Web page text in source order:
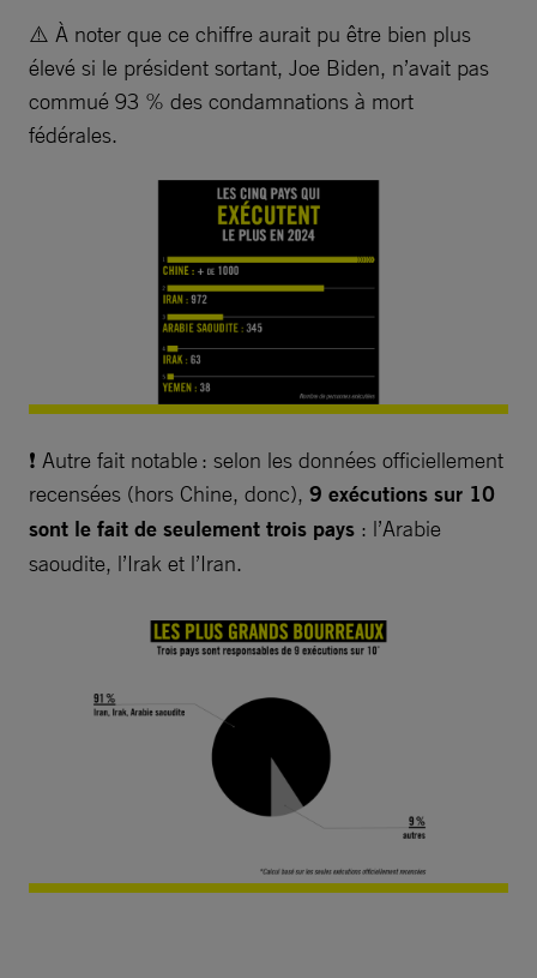
⚠️ À noter que ce chiffre aurait pu être bien plus
élevé si le président sortant, Joe Biden, n’avait pas
commué 93 % des condamnations à mort
fédérales.
❗ Autre fait notable : selon les données officiellement
recensées (hors Chine, donc), 9 exécutions sur 10
sont le fait de seulement trois pays : l’Arabie
saoudite, l’Irak et l’Iran.